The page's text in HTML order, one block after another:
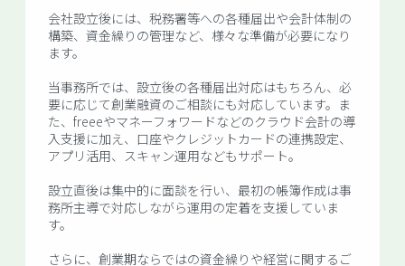
会社設立後には、税務署等への各種届出や会計体制の
構築、資金繰りの管理など、様々な準備が必要になり
ます。
当事務所では、設立後の各種届出対応はもちろん、必
要に応じて創業融資のご相談にも対応しています。ま
た、freeeやマネーフォワードなどのクラウド会計の導
入支援に加え、口座やクレジットカードの連携設定、
アプリ活用、スキャン運用などもサポート。
設立直後は集中的に面談を行い、最初の帳簿作成は事
務所主導で対応しながら運用の定着を支援していま
す。
さらに、創業期ならではの資金繰りや経営に関するご